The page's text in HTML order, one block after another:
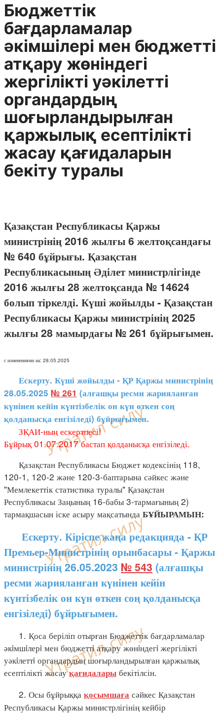
Бюджеттік
бағдарламалар
әкімшілері мен бюджетті
атқару жөніндегі
жергілікті уәкілетті
органдардың
шоғырландырылған
қаржылық есептілікті
жасау қағидаларын
бекіту туралы
Қазақстан Республикасы Қаржы
министрінің 2016 жылғы 6 желтоқсандағы
№ 640 бұйрығы. Қазақстан
Республикасының Әділет министрлігінде
2016 жылғы 28 желтоқсанда № 14624
болып тіркелді. Күші жойылды - Қазақстан
Республикасы Қаржы министрінің 2025
жылғы 28 мамырдағы № 261 бұйрығымен.
с изменениями на: 28.05.2025
Ескерту. Күші жойылды - ҚР Қаржы министрінің
28.05.2025 № 261 (алғашқы ресми жарияланған
күнінен кейін күнтізбелік он күн өткен соң
қолданысқа енгізіледі) бұйрығымен.
ЗҚАИ-ның ескертпесі!
Бұйрық 01.07.2017 бастап қолданысқа енгізіледі.
Қазақстан Республикасы Бюджет кодексінің 118,
120-1, 120-2 және 120-3-баптарына сәйкес және
"Мемлекеттік статистика туралы" Қазақстан
Республикасы Заңының 16-бабы 3-тармағының 2)
тармақшасын іске асыру мақсатында БҰЙЫРАМЫН:
Ескерту. Кіріспе жаңа редакцияда - ҚР
Премьер-Министрінің орынбасары - Қаржы
министрінің 26.05.2023 № 543 (алғашқы
ресми жарияланған күнінен кейін
күнтізбелік он күн өткен соң қолданысқа
енгізіледі) бұйрығымен.
1. Қоса беріліп отырған Бюджеттік бағдарламалар
әкiмшiлерi мен бюджеттi атқару жөнiндегi жергілікті
уәкiлеттi органдардың шоғырландырылған қаржылық
есептілікті жасауқағидалары бекітілсін.
2. Осы бұйрыққа қосымшаға сәйкес Қазақстан
Республикасы Қаржы министрлігінің кейбір